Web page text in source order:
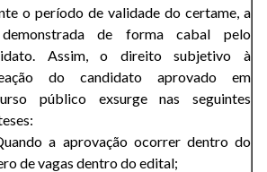
o período de validade do certame, a
de forma cabal pelo
Assim, o direito subjetivo à
do candidato aprovado em
público exsurge nas seguintes
a aprovação ocorrer dentro do
de vagas dentro do edital;